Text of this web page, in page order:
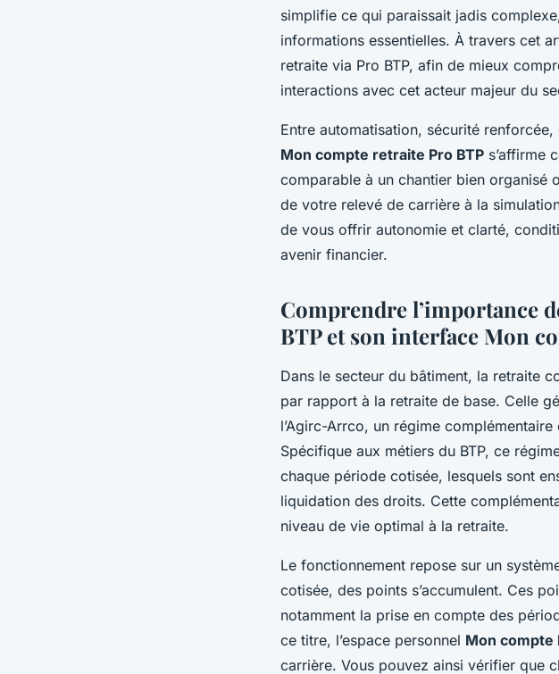
simplifie ce qui paraissait jadis
informations essentielles. À travers cet
retraite via Pro BTP, afin de mieux
interactions avec cet acteur majeur du
Entre automatisation, sécurité
Mon compte retraite Pro BTP s’affirme
comparable à un chantier bien organisé
de votre relevé de carrière à la
de vous offrir autonomie et clarté,
avenir financier.
Comprendre l’importance
BTP et son interface Mon
Dans le secteur du bâtiment, la retraite
par rapport à la retraite de base. Celle
l’Agirc-Arrco, un régime
Spécifique aux métiers du BTP, ce
chaque période cotisée, lesquels sont
liquidation des droits. Cette
niveau de vie optimal à la retraite.
Le fonctionnement repose sur un
cotisée, des points s’accumulent. Ces
notamment la prise en compte des
ce titre, l’espace personnel Mon compte
carrière. Vous pouvez ainsi vérifier que